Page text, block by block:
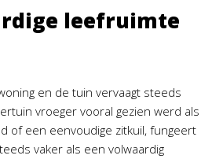
leefruimte
en de tuin vervaagt steeds
vroeger vooral gezien werd als
of een eenvoudige zitkuil, fungeert
vaker als een volwaardig